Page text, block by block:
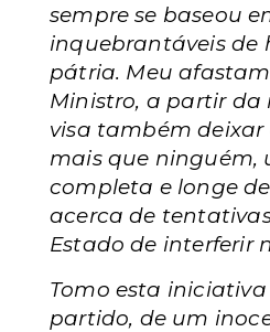
sempre se baseou
inquebrantáveis de
pátria. Meu
Ministro, a partir da
visa também deixar
mais que ninguém,
completa e longe
acerca de
Estado de interferir
Tomo esta
partido, de um